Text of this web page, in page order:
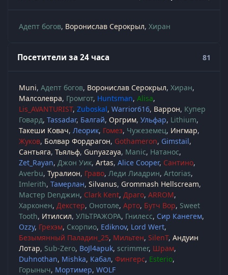
Адепт богов Воронислав Серокрыл Хиран
Посетители за 24 часа 81
Muni Адепт богов Воронислав Серокрыл Хиран
Малсолевра Громгот Huntsman Alisa
Lis_AVANTURIST Zuboskal Warrior616 Варрон Купер
Говард Tassadar Балгай Оргрим Ульфар Lithium
Такеши Ковач Леорик Гомез Чужеземец Ингмар
Жуков Болвар Фордрагон Gothameron Gimstail
Сантьяга Тьяльф Gunyazaya Manic Натанос
Zet_Rayan Джон Уик Artas Alice Cooper Сантино
Averbu Туралион Граво Леди Лиадрин Artorias
Imlerith Тамерлан Silvanus Grommash Hellscream
Мастер Denджин Clark Kent Драго ARROM
Харконен Декстер Онотоле Арто Бутч Вор Sweet
Tooth Итилсил УЛЬТРАЖОРА Гнилесс Сир Канегем
Ozzy Грехэм Скорпио Ediknov Lord Wert
Безымянный Паладин_25 Мильтен SilenT Андуин
Лотар Sub-Zero BoJl4apuk scrimmer Шрам
Duhnothan Mishka Кабал Фингерс Esterio
Горыныч Мортимер WOLF